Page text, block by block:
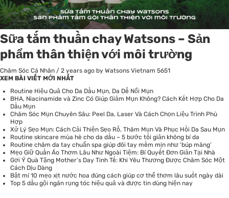
Sữa tắm thuần chay Watsons – Sản
phẩm thân thiện với môi trường
Chăm Sóc Cá Nhân / 2 years ago by Watsons Vietnam 5651
XEM BÀI VIẾT MỚI NHẤT
Routine Hiệu Quả Cho Da Dầu Mụn, Da Dễ Nổi Mụn
BHA, Niacinamide và Zinc Có Giúp Giảm Mụn Không? Cách Kết Hợp Cho Da
Dầu Mụn
Chăm Sóc Mụn Chuyên Sâu: Peel Da, Laser Và Cách Chọn Liệu Trình Phù
Hợp
Xử Lý Sẹo Mụn: Cách Cải Thiện Sẹo Rỗ, Thâm Mụn Và Phục Hồi Da Sau Mụn
Routine skincare mùa hè cho da dầu – 5 bước tối giản không bí da
Routine chăm da tay chuẩn spa giúp đôi tay mềm mịn như ‘búp măng’
Mẹo Giữ Quần Áo Thơm Lâu Như Ngoài Tiệm: Bí Quyết Đơn Giản Tại Nhà
Gợi Ý Quà Tặng Mother’s Day Tinh Tế: Khi Yêu Thương Được Chăm Sóc Một
Cách Dịu Dàng
Bật mí 10 mẹo xịt nước hoa đúng cách giúp cơ thể thơm lâu suốt ngày dài
Top 5 dầu gội ngăn rụng tóc hiệu quả và được tin dùng hiện nay